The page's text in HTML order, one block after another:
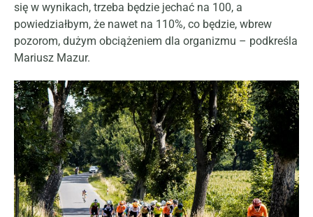
się w wynikach, trzeba będzie jechać na 100, a
powiedziałbym, że nawet na 110%, co będzie, wbrew
pozorom, dużym obciążeniem dla organizmu – podkreśla
Mariusz Mazur.